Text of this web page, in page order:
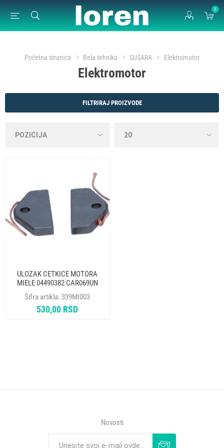
0
Početna stranica Bela tehnika SUSARA Elektromotor
Elektromotor
FILTRIRAJ PROIZVODE
ULOZAK CETKICE MOTORA
MIELE 04490382 CAR069UN
Šifra artikla: 339MI003
530,00 RSD
Novosti